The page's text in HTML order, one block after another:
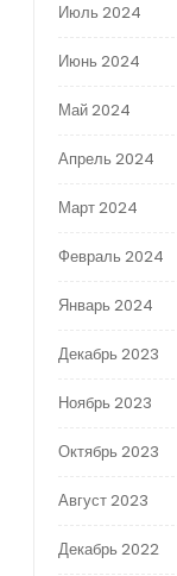
Июль 2024
Июнь 2024
Май 2024
Апрель 2024
Март 2024
Февраль 2024
Январь 2024
Декабрь 2023
Ноябрь 2023
Октябрь 2023
Август 2023
Декабрь 2022